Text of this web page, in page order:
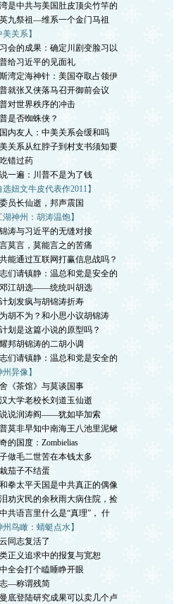
湾是中共与美国肚皮顶尖竹竿的
英九祭祖—维系一个金门马祖
美关系】
习会的成果：确定川剧变脸习以
给习近平的见面礼
斯湾定海神针：美国夺取占领伊
普就张又侠落马召开御前会议
对世界秩序的冲击
是否蜘蛛侠？
国内友人：中美关系会缓和吗
美关系从红脖子到村支书须知要
错过药
说一遍：川普不是为了钱
选妞文牛皮代表作2011】
员长仙逝，邦声震国
湖神州：胡涛温饱】
锦涛与习近平的无缝对接
莫言，莫能言之的苦痛
能通过互联网打赢信息战吗？
志们请镇静：温总和党是安全的
邓江胡选——统统叫胡选
计划发疯与胡锦涛折寿
为胡不为？和小思小议胡锦涛
划是这篇小说的原型吗？
邦胡锦涛的二胡小调
志们请镇静：温总和党是安全的
州异像】
舍《茶馆》与莫谈国事
汉大学老校长刘道玉仙逝
说说润涛阎——犹如毕加索
普莫非早知中南海王八池里泥鳅
的国度：Zombielias
做毛二世苦在本钱太多
茄子不结蛋
和拳太平天国是中共真正的偶像
泪劝灾民的余秋雨大病住院，捡
共语言里什么是“真理”， 什
州鸟瞰：蜻蜓点水】
同志复活了
类正义追求中的报复与宽恕
全会打个瞌睡睁开眼
志—称谓残简
曼底登陆研究成果可以卖几个卢